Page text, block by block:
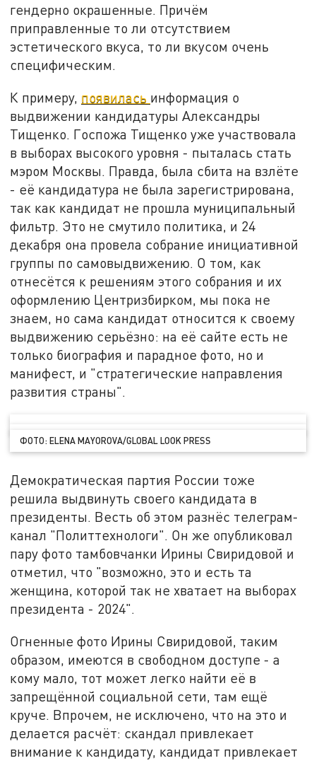
гендерно окрашенные. Причём
приправленные то ли отсутствием
эстетического вкуса, то ли вкусом очень
специфическим.
К примеру, появилась информация о
выдвижении кандидатуры Александры
Тищенко. Госпожа Тищенко уже участвовала
в выборах высокого уровня - пыталась стать
мэром Москвы. Правда, была сбита на взлёте
- её кандидатура не была зарегистрирована,
так как кандидат не прошла муниципальный
фильтр. Это не смутило политика, и 24
декабря она провела собрание инициативной
группы по самовыдвижению. О том, как
отнесётся к решениям этого собрания и их
оформлению Центризбирком, мы пока не
знаем, но сама кандидат относится к своему
выдвижению серьёзно: на её сайте есть не
только биография и парадное фото, но и
манифест, и "стратегические направления
развития страны".
ФОТО: ELENA MAYOROVA/GLOBAL LOOK PRESS
Демократическая партия России тоже
решила выдвинуть своего кандидата в
президенты. Весть об этом разнёс телеграм-
канал "Политтехнологи". Он же опубликовал
пару фото тамбовчанки Ирины Свиридовой и
отметил, что "возможно, это и есть та
женщина, которой так не хватает на выборах
президента - 2024".
Огненные фото Ирины Свиридовой, таким
образом, имеются в свободном доступе - а
кому мало, тот может легко найти её в
запрещённой социальной сети, там ещё
круче. Впрочем, не исключено, что на это и
делается расчёт: скандал привлекает
внимание к кандидату, кандидат привлекает